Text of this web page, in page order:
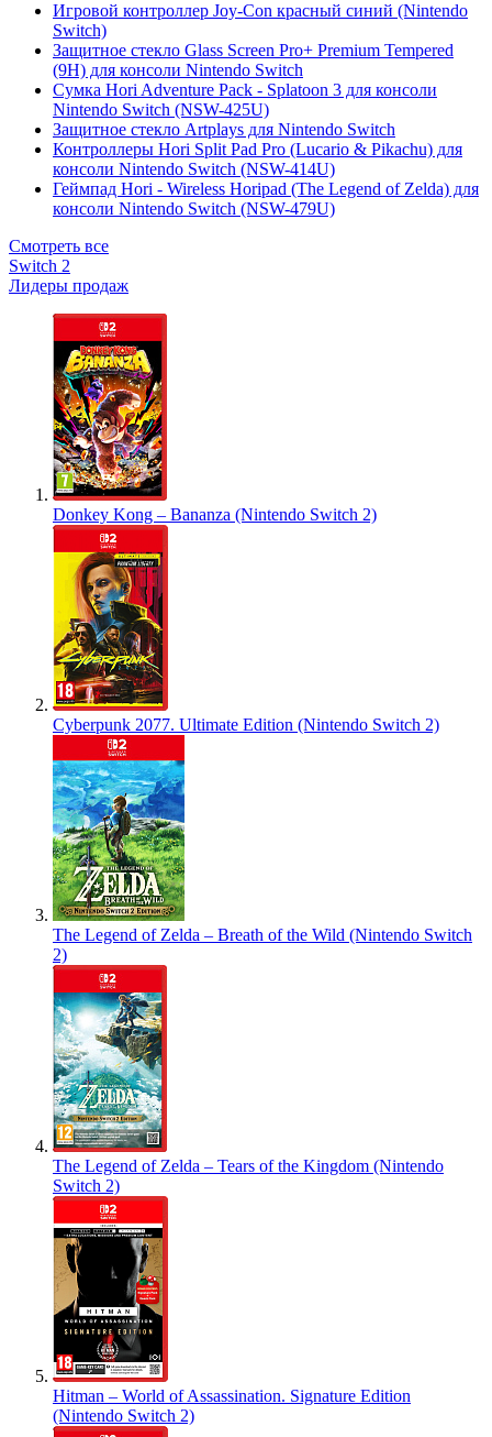
Игровой контроллер Joy-Con красный синий (Nintendo
Switch)
Защитное стекло Glass Screen Pro+ Premium Tempered
(9H) для консоли Nintendo Switch
Сумка Hori Adventure Pack - Splatoon 3 для консоли
Nintendo Switch (NSW-425U)
Защитное стекло Artplays для Nintendo Switch
Контроллеры Hori Split Pad Pro (Lucario & Pikachu) для
консоли Nintendo Switch (NSW-414U)
Геймпад Hori - Wireless Horipad (The Legend of Zelda) для
консоли Nintendo Switch (NSW-479U)
Смотреть все
Switch 2
Лидеры продаж
Donkey Kong – Bananza (Nintendo Switch 2)
Cyberpunk 2077. Ultimate Edition (Nintendo Switch 2)
The Legend of Zelda – Breath of the Wild (Nintendo Switch
2)
The Legend of Zelda – Tears of the Kingdom (Nintendo
Switch 2)
Hitman – World of Assassination. Signature Edition
(Nintendo Switch 2)